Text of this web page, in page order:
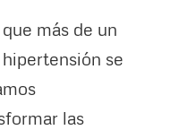
más de un
se
las